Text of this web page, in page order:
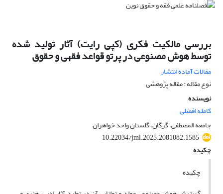
بررسی مالکیت فکری (کپی رایت) آثار تولید شده
توسط هوش مصنوعی در پرتو قواعد فقهی و حقوق
مقالات آماده انتشار
نوع مقاله : مقاله پژوهشی
نویسنده
کامله افضلی
جامعه المصطفی، گرگان، گلستان واحد خواهران
10.22034/jml.2025.2081082.1585
چکیده
چکیده